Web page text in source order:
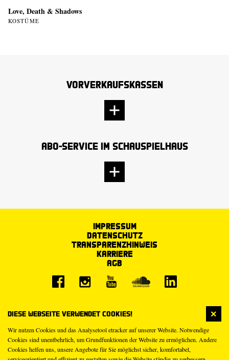
Diese Webseite verwendet Cookies!
Wir nutzen Cookies und das Analysetool etracker auf unserer Website. Notwendige
Cookies sind unentbehrlich, um Grundfunktionen der Website zu ermöglichen. Andere
Cookies helfen uns, unsere Angebote für Sie möglichst sicher, komfortabel,
Love, Death & Shadows
KOSTÜME
Vorverkaufskassen
Abo-Service im Schauspielhaus
Impressum
Datenschutz
Transparenzhinweis
Karriere
AGB